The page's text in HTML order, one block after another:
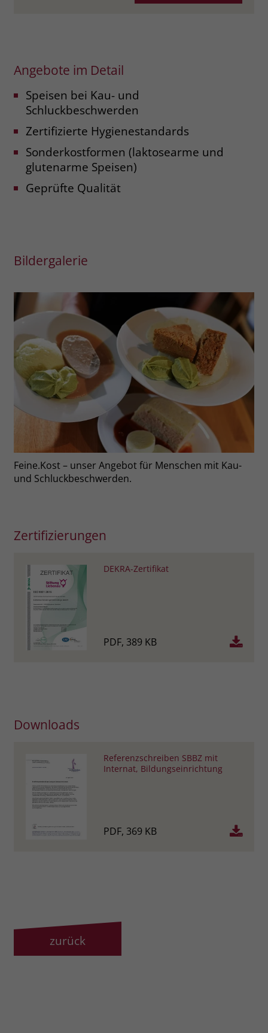
Angebote im Detail
Speisen bei Kau- und
Schluckbeschwerden
Zertifizierte Hygienestandards
Sonderkostformen (laktosearme und
glutenarme Speisen)
Geprüfte Qualität
Bildergalerie
Feine.Kost – unser Angebot für Menschen mit Kau-
und Schluckbeschwerden.
Zertifizierungen
DEKRA-Zertifikat
PDF, 389 KB
Downloads
Referenzschreiben SBBZ mit
Internat, Bildungseinrichtung
PDF, 369 KB
zurück